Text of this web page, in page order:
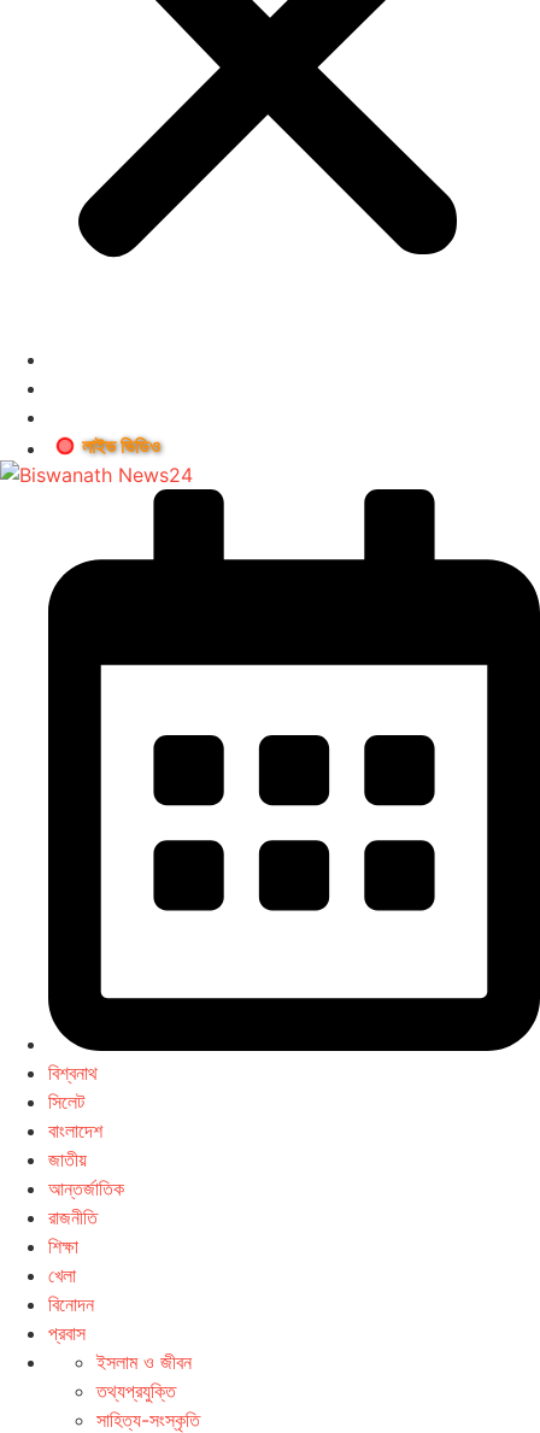
লাইভ ভিডিও
বিশ্বনাথ
সিলেট
বাংলাদেশ
জাতীয়
আন্তর্জাতিক
রাজনীতি
শিক্ষা
খেলা
বিনোদন
প্রবাস
ইসলাম ও জীবন
তথ্যপ্রযুক্তি
সাহিত্য-সংস্কৃতি